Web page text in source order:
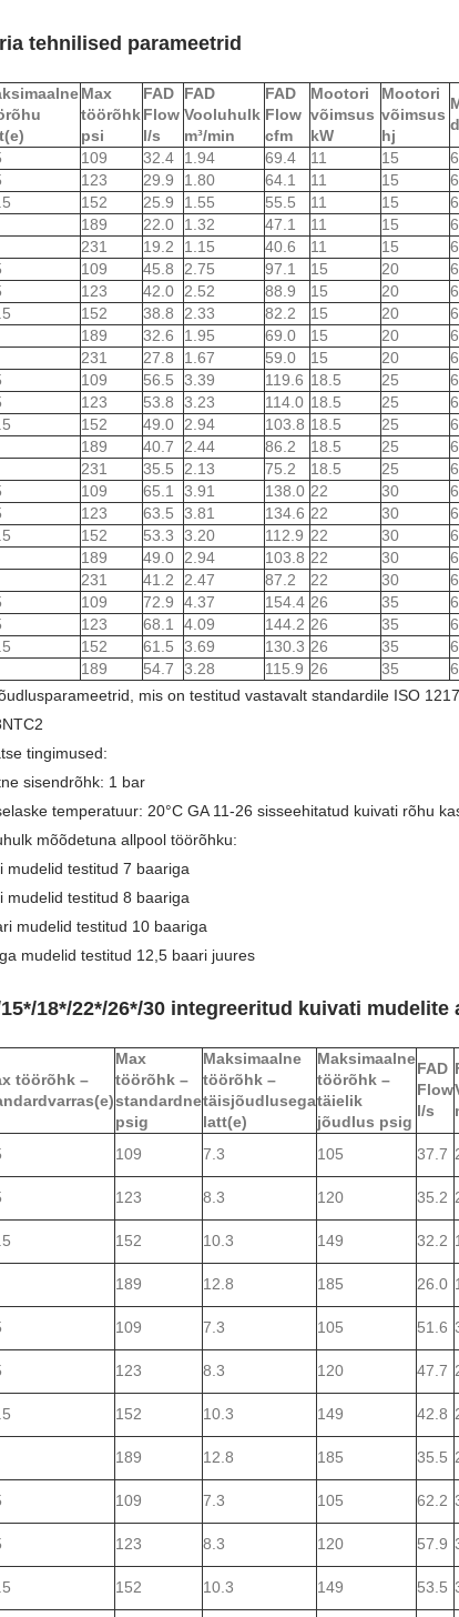
tehnilised parameetrid
Max
töörõhk
psi
FAD
Flow
l/s
FAD
Vooluhulk
m³/min
FAD
Flow
cfm
Mootori
võimsus
kW
Mootori
võimsus
hj
109 32.4 1.94 69.4 11 15
123 29.9 1.80 64.1 11 15
152 25.9 1.55 55.5 11 15
189 22.0 1.32 47.1 11 15
231 19.2 1.15 40.6 11 15
109 45.8 2.75 97.1 15 20
123 42.0 2.52 88.9 15 20
152 38.8 2.33 82.2 15 20
189 32.6 1.95 69.0 15 20
231 27.8 1.67 59.0 15 20
109 56.5 3.39 119.6 18.5 25
123 53.8 3.23 114.0 18.5 25
152 49.0 2.94 103.8 18.5 25
189 40.7 2.44 86.2 18.5 25
231 35.5 2.13 75.2 18.5 25
109 65.1 3.91 138.0 22 30
123 63.5 3.81 134.6 22 30
152 53.3 3.20 112.9 22 30
189 49.0 2.94 103.8 22 30
231 41.2 2.47 87.2 22 30
109 72.9 4.37 154.4 26 35
123 68.1 4.09 144.2 26 35
152 61.5 3.69 130.3 26 35
189 54.7 3.28 115.9 26 35
mis on testitud vastavalt standardile ISO
tingimused:
sisendrõhk: 1 bar
temperatuur: 20°C GA 11-26 sisseehitatud kuivati ​​rõhu
mõõdetuna allpool töörõhku:
mudelid testitud 7 baariga
mudelid testitud 8 baariga
mudelid testitud 10 baariga
mudelid testitud 12,5 baari juures
18*/22*/26*/30 integreeritud kuivati ​​mudelite
töörõhk –
Max
töörõhk –
standardne
psig
Maksimaalne
töörõhk –
täisjõudlusega
latt(e)
Maksimaalne
töörõhk –
täielik
jõudlus psig
FAD
Flow
l/s
109 7.3 105 37.7
123 8.3 120 35.2
152 10.3 149 32.2
189 12.8 185 26.0
109 7.3 105 51.6
123 8.3 120 47.7
152 10.3 149 42.8
189 12.8 185 35.5
109 7.3 105 62.2
123 8.3 120 57.9
152 10.3 149 53.5